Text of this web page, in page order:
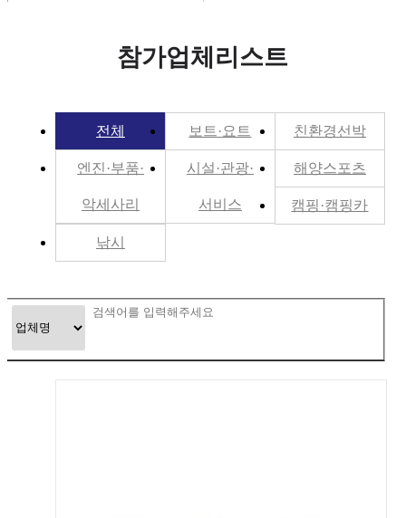
참가업체리스트
전체 보트·요트 친환경선박
엔진·부품·
악세사리
시설·관광·
서비스
해양스포츠
캠핑·캠핑카
낚시